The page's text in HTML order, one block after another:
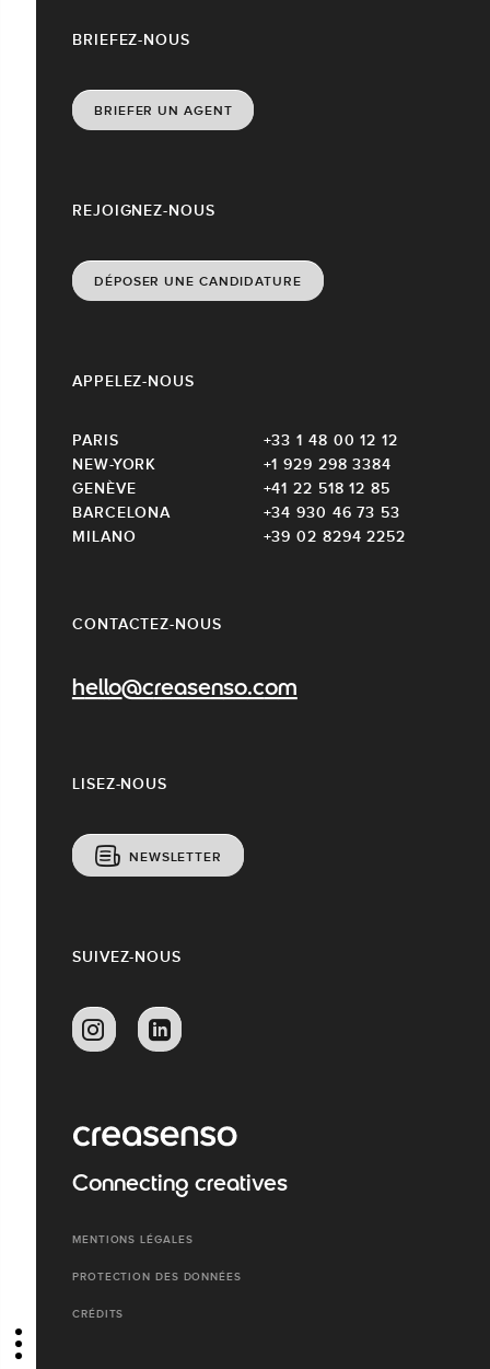
CONTACTEZ-NOUS
hello@creasenso.com
REJOIGNEZ-NOUS
DÉPOSER UNE CANDIDATURE
LISEZ-NOUS
NEWSLETTER
APPELEZ-NOUS
PARIS
+33 1 48 00 12 12
NEW-YORK
+1 929 298 3384
GENÈVE
+41 22 518 12 85
BARCELONA
+34 930 46 73 53
MILANO
+39 02 8294 2252
BRIEFEZ-NOUS
BRIEFER UN AGENT
SUIVEZ-NOUS
Connecting creatives
MENTIONS LÉGALES
PROTECTION DES DONNÉES
CRÉDITS